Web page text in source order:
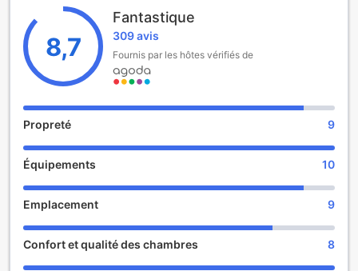
Vous séjournerez à respectivement 49 km et 44 km de ces
lieux d’intérêt : Schiffahrtsmuseum de Flensburg et
Koldinghus Royal Castle - Ruin - Museum. L'aéroport le plus
proche (Aéroport de Sønderborg) est à 55 km.
8,7
Fantastique
309 avis
Fournis par les hôtes vérifiés de
Propreté 9
Équipements 10
Emplacement 9
Confort et qualité des chambres 8